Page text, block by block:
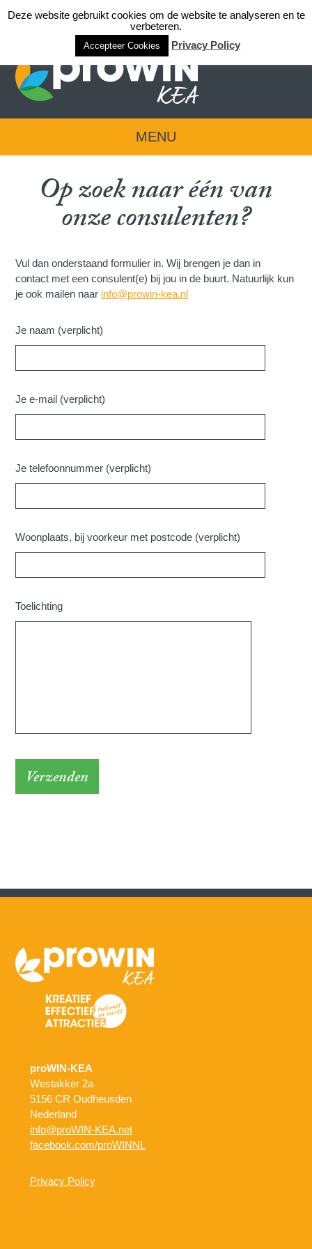
Login team KEA
MENU
Op zoek naar één van
onze consulenten?
Vul dan onderstaand formulier in. Wij brengen je dan in
contact met een consulent(e) bij jou in de buurt. Natuurlijk kun
je ook mailen naar info@prowin-kea.nl
Je naam (verplicht)
Je e-mail (verplicht)
Je telefoonnummer (verplicht)
Woonplaats, bij voorkeur met postcode (verplicht)
Toelichting
proWIN-KEA
Westakker 2a
5156 CR Oudheusden
Nederland
info@proWIN-KEA.net
facebook.com/proWINNL
Privacy Policy
Deze website gebruikt cookies om de website te analyseren en te
verbeteren.
Accepteer Cookies Privacy Policy